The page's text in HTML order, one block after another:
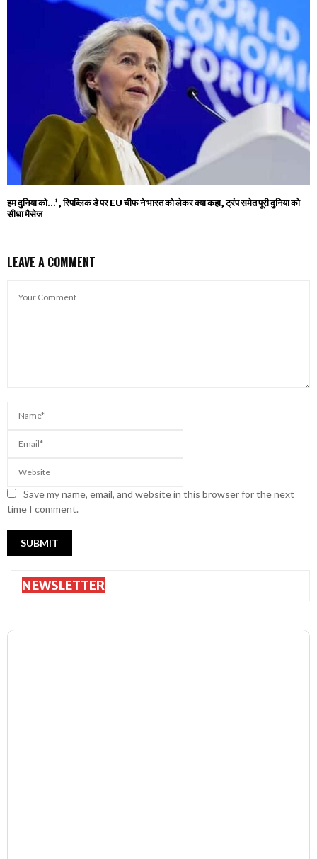
हम दुनिया को…’, रिपब्लिक डे पर EU चीफ ने भारत को लेकर क्या कहा, ट्रंप समेत पूरी दुनिया को
सीधा मैसेज
LEAVE A COMMENT
Save my name, email, and website in this browser for the next
time I comment.
NEWSLETTER